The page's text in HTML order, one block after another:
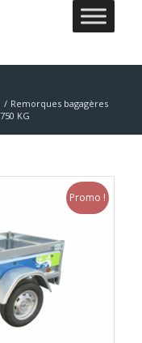
/ Remorques bagagères
KG
Promo !